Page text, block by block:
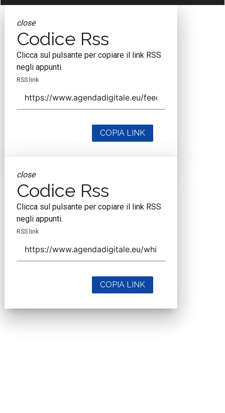
close
Codice Rss
Clicca sul pulsante per copiare il link RSS
negli appunti.
RSS link
COPIA LINK
close
Codice Rss
Clicca sul pulsante per copiare il link RSS
negli appunti.
RSS link
COPIA LINK